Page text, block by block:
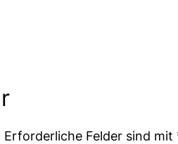
Erforderliche Felder sind mit